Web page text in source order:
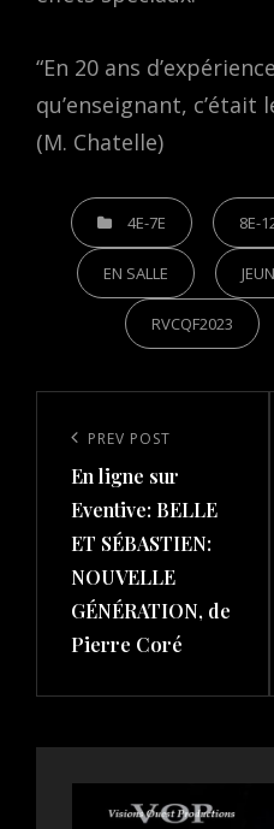
“En 20 ans
qu’enseignant,
(M. Chatelle)
CATEGORIES
4E-7E 8E-
EN SALLE
RVCQF2023
navigation
Previous
Post
PREV POST
En ligne sur
Eventive: BELLE
ET SÉBASTIEN:
NOUVELLE
GÉNÉRATION, de
Pierre Coré